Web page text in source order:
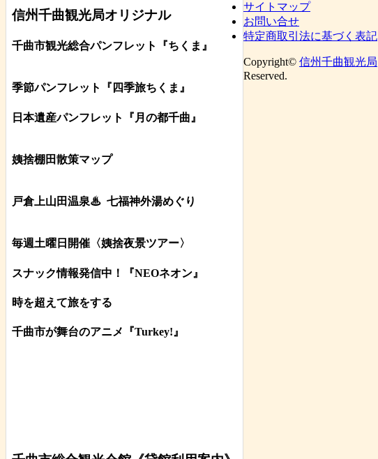
信州千曲観光局オリジナル
千曲市観光総合パンフレット 『ちくま 』
季節パンフレット『四季旅ちくま』
日本遺産パンフレット 『月の都千曲 』
姨捨棚田散策マップ
戸倉上山田温泉♨ 七福神外湯めぐり
毎週土曜日開催〈姨捨夜景ツアー〉
スナック情報発信中！『NEOネオン』
時を超えて旅をする
千曲市が舞台のアニメ『Turkey!』
サイトマップ
お問い合せ
特定商取引法に基づく表記
Copyright© 信州千曲観光局
Reserved.